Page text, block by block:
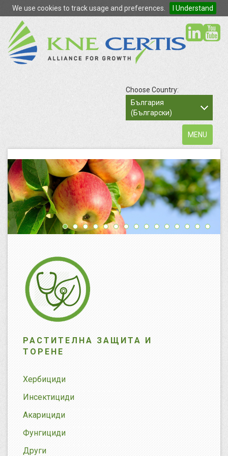
We use cookies to track usage and preferences. I Understand
Choose Country:
България
(Български)
Toggle
navigation
MENU
РАСТИТЕЛНА ЗАЩИТА И
ТОРЕНЕ
Хербициди
Инсектициди
Акарициди
Фунгициди
Други